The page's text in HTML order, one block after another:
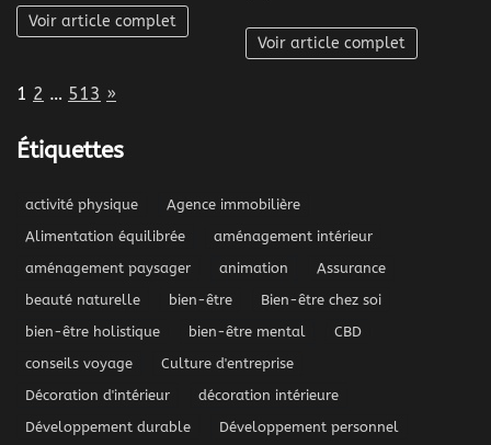
Voir article complet
Voir article complet
Page:
1 2 … 513 Next
»
Étiquettes
activité physique
Agence immobilière
Alimentation équilibrée
aménagement intérieur
aménagement paysager
animation
Assurance
beauté naturelle
bien-être
Bien-être chez soi
bien-être holistique
bien-être mental
CBD
conseils voyage
Culture d'entreprise
Décoration d'intérieur
décoration intérieure
Développement durable
Développement personnel